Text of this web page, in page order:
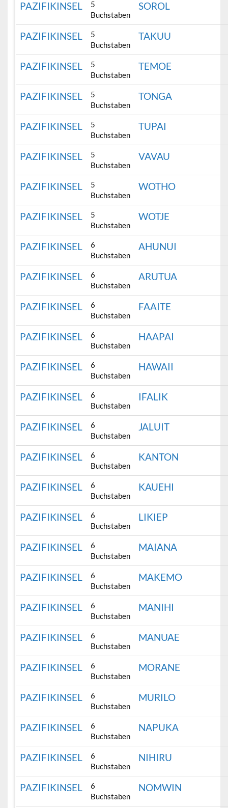
PAZIFIKINSEL
5
Buchstaben
SOROL
PAZIFIKINSEL
5
Buchstaben
TAKUU
PAZIFIKINSEL
5
Buchstaben
TEMOE
PAZIFIKINSEL
5
Buchstaben
TONGA
PAZIFIKINSEL
5
Buchstaben
TUPAI
PAZIFIKINSEL
5
Buchstaben
VAVAU
PAZIFIKINSEL
5
Buchstaben
WOTHO
PAZIFIKINSEL
5
Buchstaben
WOTJE
PAZIFIKINSEL
6
Buchstaben
AHUNUI
PAZIFIKINSEL
6
Buchstaben
ARUTUA
PAZIFIKINSEL
6
Buchstaben
FAAITE
PAZIFIKINSEL
6
Buchstaben
HAAPAI
PAZIFIKINSEL
6
Buchstaben
HAWAII
PAZIFIKINSEL
6
Buchstaben
IFALIK
PAZIFIKINSEL
6
Buchstaben
JALUIT
PAZIFIKINSEL
6
Buchstaben
KANTON
PAZIFIKINSEL
6
Buchstaben
KAUEHI
PAZIFIKINSEL
6
Buchstaben
LIKIEP
PAZIFIKINSEL
6
Buchstaben
MAIANA
PAZIFIKINSEL
6
Buchstaben
MAKEMO
PAZIFIKINSEL
6
Buchstaben
MANIHI
PAZIFIKINSEL
6
Buchstaben
MANUAE
PAZIFIKINSEL
6
Buchstaben
MORANE
PAZIFIKINSEL
6
Buchstaben
MURILO
PAZIFIKINSEL
6
Buchstaben
NAPUKA
PAZIFIKINSEL
6
Buchstaben
NIHIRU
PAZIFIKINSEL
6
Buchstaben
NOMWIN